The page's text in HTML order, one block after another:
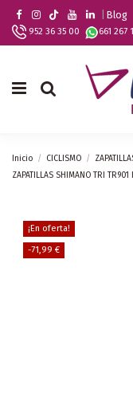
Blog
952 36 35 00
661 267
Inicio CICLISMO
ZAPATILLAS SHIMANO TRI TR901
¡En oferta!
-71,99 €